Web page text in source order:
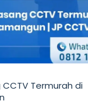
Termurah di